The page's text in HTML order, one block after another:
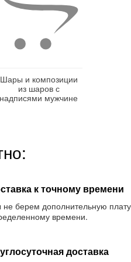
Шары и композиции
из шаров с
надписями мужчине
к точному времени
берем дополнительную плату
времени.
доставка